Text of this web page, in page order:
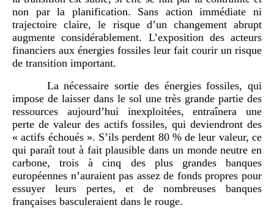
non par la planification. Sans action immédiate ni
trajectoire claire, le risque d’un changement abrupt
augmente considérablement. L’exposition des acteurs
financiers aux énergies fossiles leur fait courir un risque
de transition important.
La nécessaire sortie des énergies fossiles, qui
impose de laisser dans le sol une très grande partie des
ressources aujourd’hui inexploitées, entraînera une
perte de valeur des actifs fossiles, qui deviendront des
« actifs échoués ». S’ils perdent 80 % de leur valeur, ce
qui paraît tout à fait plausible dans un monde neutre en
carbone, trois à cinq des plus grandes banques
européennes n’auraient pas assez de fonds propres pour
essuyer leurs pertes, et de nombreuses banques
françaises basculeraient dans le rouge.